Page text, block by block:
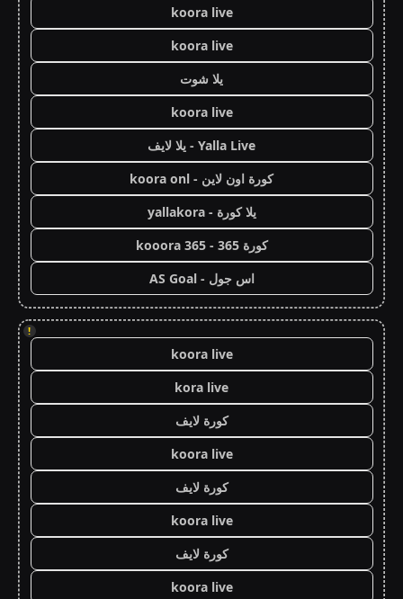
koora live
koora live
يلا شوت
koora live
Yalla Live - يلا لايف
كورة اون لاين - koora onl
يلا كورة - yallakora
كورة 365 - kooora 365
اس جول - AS Goal
!
koora live
kora live
كورة لايف
koora live
كورة لايف
koora live
كورة لايف
koora live